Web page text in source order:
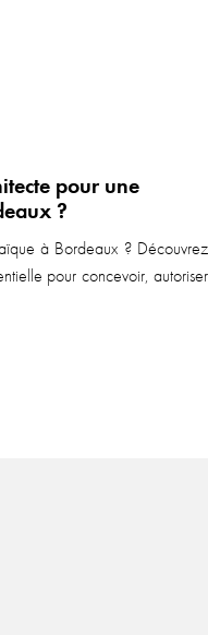
pour une
?
à Bordeaux ? Découvrez
pour concevoir, autoriser